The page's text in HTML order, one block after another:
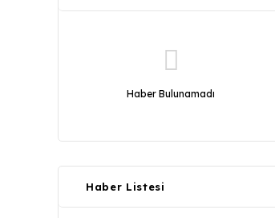
Haber Bulunamadı
Haber Listesi